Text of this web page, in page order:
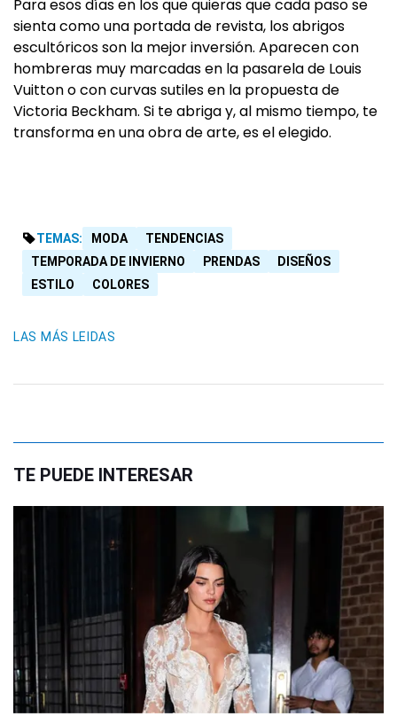
Para esos días en los que quieras que cada paso se
sienta como una portada de revista, los abrigos
escultóricos son la mejor inversión. Aparecen con
hombreras muy marcadas en la pasarela de Louis
Vuitton o con curvas sutiles en la propuesta de
Victoria Beckham. Si te abriga y, al mismo tiempo, te
transforma en una obra de arte, es el elegido.
TEMAS: MODA
TENDENCIAS
TEMPORADA DE INVIERNO
PRENDAS
DISEÑOS
ESTILO
COLORES
LAS MÁS LEIDAS
TE PUEDE INTERESAR